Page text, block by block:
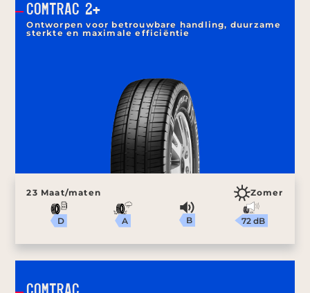
COMTRAC 2+
Ontworpen voor betrouwbare handling, duurzame
sterkte en maximale efficiëntie
23 Maat/maten Zomer
D A B 72 dB